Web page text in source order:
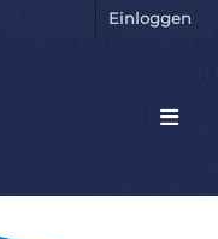
Einloggen